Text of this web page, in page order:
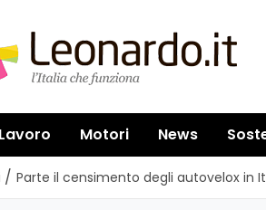
Lavoro Motori News
/ Parte il censimento degli autovelox in